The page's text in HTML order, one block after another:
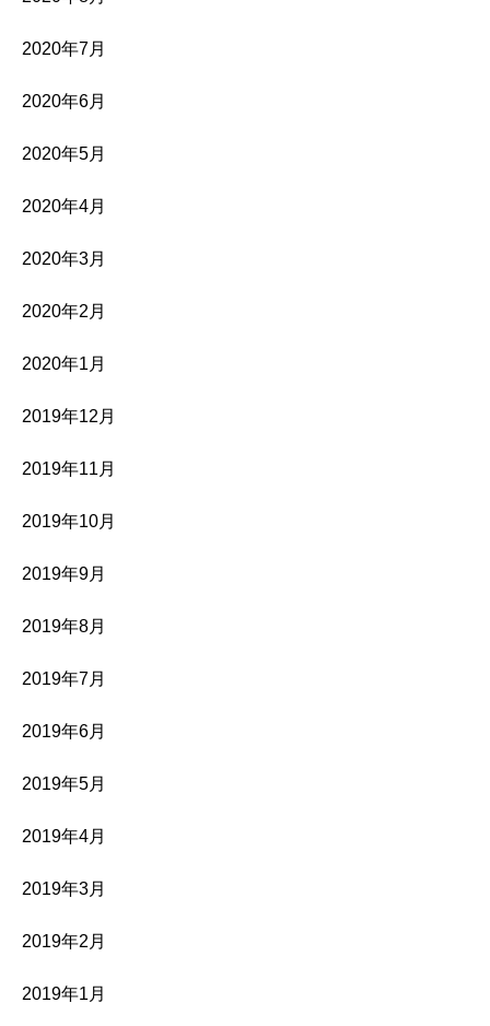
2020年7月
2020年6月
2020年5月
2020年4月
2020年3月
2020年2月
2020年1月
2019年12月
2019年11月
2019年10月
2019年9月
2019年8月
2019年7月
2019年6月
2019年5月
2019年4月
2019年3月
2019年2月
2019年1月